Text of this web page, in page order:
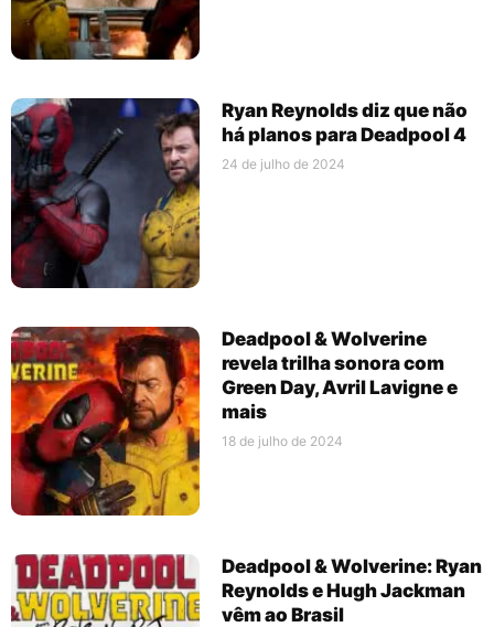
Ryan Reynolds diz que não
há planos para Deadpool 4
24 de julho de 2024
Deadpool & Wolverine
revela trilha sonora com
Green Day, Avril Lavigne e
mais
18 de julho de 2024
Deadpool & Wolverine: Ryan
Reynolds e Hugh Jackman
vêm ao Brasil